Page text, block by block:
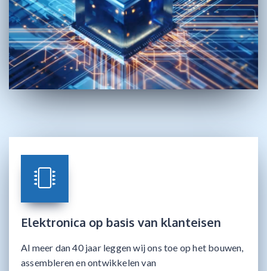
Elektronica op basis van klanteisen
Al meer dan 40 jaar leggen wij ons toe op het bouwen,
assembleren en ontwikkelen van